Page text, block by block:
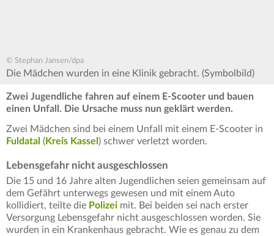
© Stephan Jansen/dpa
Die Mädchen wurden in eine Klinik gebracht. (Symbolbild)
Zwei Jugendliche fahren auf einem E-Scooter und bauen
einen Unfall. Die Ursache muss nun geklärt werden.
Zwei Mädchen sind bei einem Unfall mit einem E-Scooter in
Fuldatal (Kreis Kassel ) schwer verletzt worden.
Lebensgefahr nicht ausgeschlossen
Die 15 und 16 Jahre alten Jugendlichen seien gemeinsam auf
dem Gefährt unterwegs gewesen und mit einem Auto
kollidiert, teilte die Polizei mit. Bei beiden sei nach erster
Versorgung Lebensgefahr nicht ausgeschlossen worden. Sie
wurden in ein Krankenhaus gebracht. Wie es genau zu dem